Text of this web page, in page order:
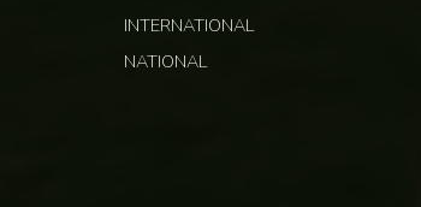
INTERNATIONAL
NATIONAL